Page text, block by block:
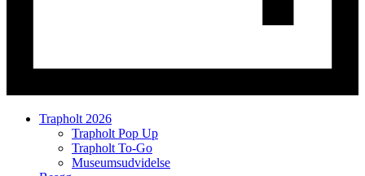
Trapholt 2026
Trapholt Pop Up
Trapholt To-Go
Museumsudvidelse